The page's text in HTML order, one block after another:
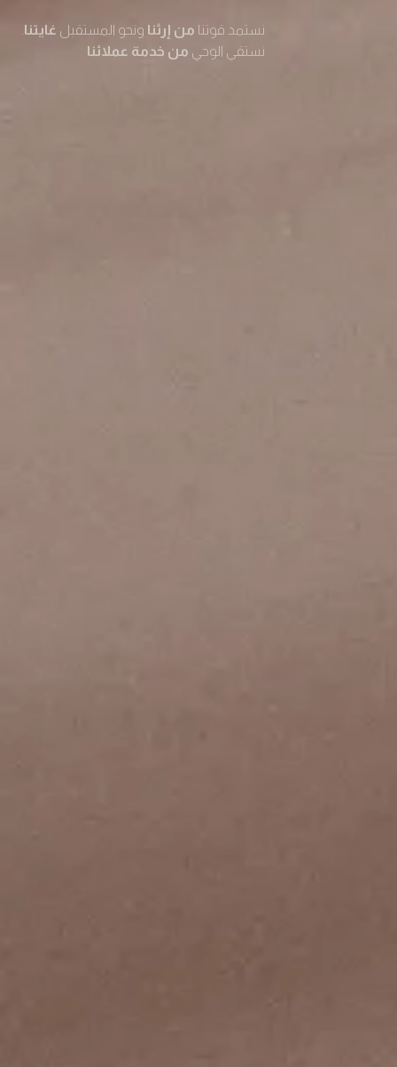
نستمد قوتنا من إرثنا ونحو المستقبل غايتنا.
نستقي الوحي من خدمة عملائنا